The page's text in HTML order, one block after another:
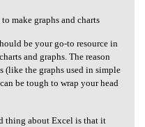
make graphs and charts
be your go-to resource in
and graphs. The reason
(like the graphs used in simple
be tough to wrap your head
thing about Excel is that it